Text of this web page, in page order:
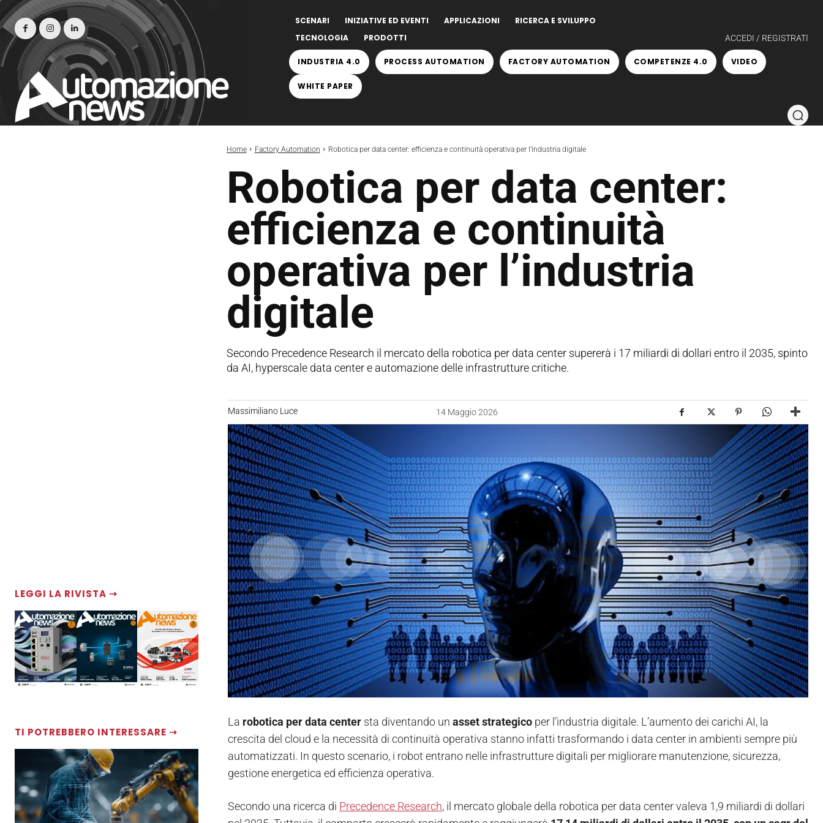
SCENARI INIZIATIVE ED EVENTI APPLICAZIONI
RICERCA E SVILUPPO
TECNOLOGIA
PRODOTTI ACCEDI / REGISTRATI
INDUSTRIA 4.0 PROCESS AUTOMATION FACTORY AUTOMATION COMPETENZE 4.0 VIDEO
WHITE PAPER
Home Factory Automation Robotica per data center: efficienza e continuità operativa per l’industria digitale
Robotica per data center:
efficienza e continuità
operativa per l’industria
digitale
Secondo Precedence Research il mercato della robotica per data center supererà i 17 miliardi di dollari entro il 2035, spinto
da AI, hyperscale data center e automazione delle infrastrutture critiche.
LEGGI LA RIVISTA ⇢
TI POTREBBERO INTERESSARE ⇢
Massimiliano Luce 14 Maggio 2026
La robotica per data center sta diventando un asset strategico per l’industria digitale. L’aumento dei carichi AI, la
crescita del cloud e la necessità di continuità operativa stanno infatti trasformando i data center in ambienti sempre più
automatizzati. In questo scenario, i robot entrano nelle infrastrutture digitali per migliorare manutenzione, sicurezza,
gestione energetica ed efficienza operativa.
Secondo una ricerca di Precedence Research, il mercato globale della robotica per data center valeva 1,9 miliardi di dollari